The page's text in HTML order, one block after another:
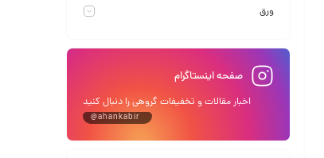
ورق
صفحه اینستاگرام
اخبار مقالات و تخفیفات گروهی را دنبال کنید
@ahankabir